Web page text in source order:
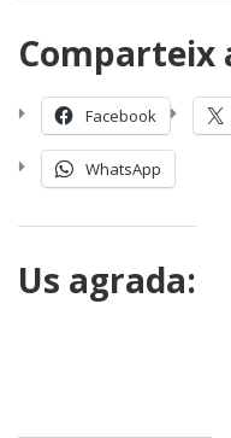
Comparteix
Facebook
WhatsApp
Us agrada: